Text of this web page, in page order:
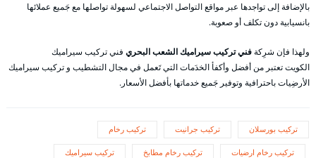
بالإضافة إلى تواجدها عبر مواقع التواصل الاجتماعي لسهولة تواصلها مع جَميع عملائها
بانسيابية دون تكلف أو صعوبة.
ولهذا فإن شرِكةفني تركيب سيراميك الشعب البحري فني تركيب سيراميك
الكويت تعتبر من أفضل وأكفأ الخدَمات التي تَعمل في مجال التشطيب و تركيب سيراميك
الأرضِيات باحترافية وتوفير جَميع خدماتها بأفضل الأسعار.
تركيب بورسلان تركيب جرانيت تركيب رخام
تركيب رخام ارضيات تركيب رخام مطابخ تركيب سيراميك